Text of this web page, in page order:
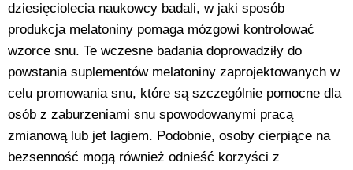
dziesięciolecia naukowcy badali, w jaki sposób
produkcja melatoniny pomaga mózgowi kontrolować
wzorce snu. Te wczesne badania doprowadziły do
powstania suplementów melatoniny zaprojektowanych w
celu promowania snu, które są szczególnie pomocne dla
osób z zaburzeniami snu spowodowanymi pracą
zmianową lub jet lagiem. Podobnie, osoby cierpiące na
bezsenność mogą również odnieść korzyści z